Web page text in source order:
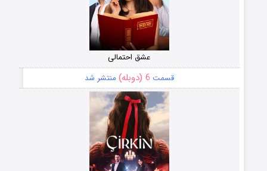
عشق احتمالی
قسمت 6 (دوبله) منتشر شد